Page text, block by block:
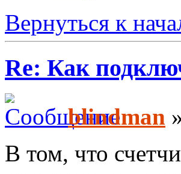
Вернуться к
Re: Как
blindman
В том, что